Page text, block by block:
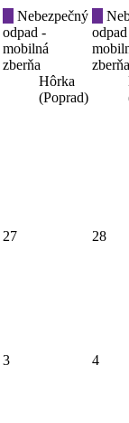
Nebezpečný
odpad -
mobilná
zberňa
Hôrka
(Poprad)
zberňa
27 28
3
4